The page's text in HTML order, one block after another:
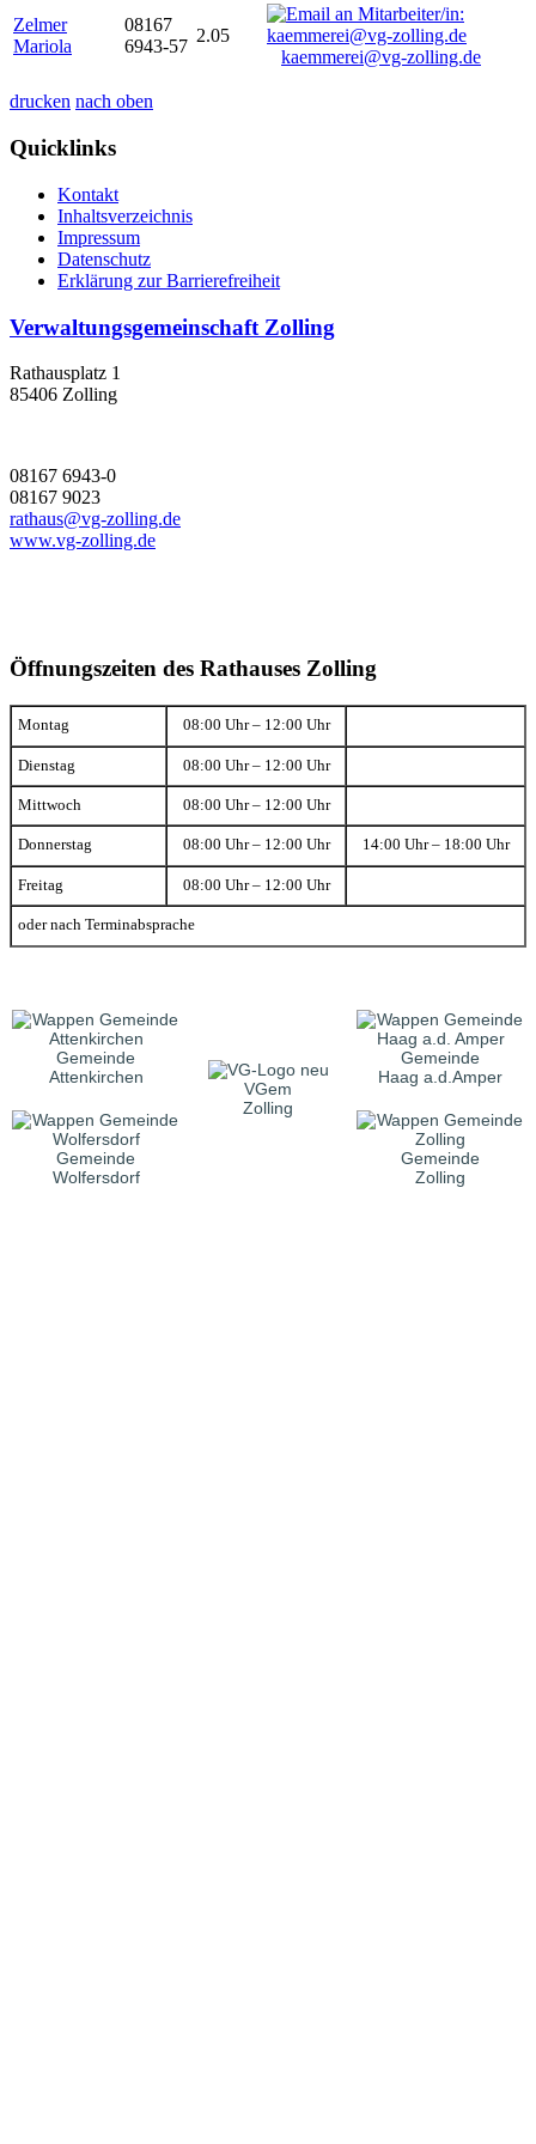
Zelmer
Mariola
08167
6943-57
2.05
kaemmerei@vg-zolling.de
drucken nach oben
Quicklinks
Kontakt
Inhaltsverzeichnis
Impressum
Datenschutz
Erklärung zur Barrierefreiheit
Verwaltungsgemeinschaft Zolling
Rathausplatz 1
85406 Zolling
08167 6943-0
08167 9023
rathaus@vg-zolling.de
www.vg-zolling.de
Öffnungszeiten des Rathauses Zolling
Montag 08:00 Uhr – 12:00 Uhr
Dienstag 08:00 Uhr – 12:00 Uhr
Mittwoch 08:00 Uhr – 12:00 Uhr
Donnerstag 08:00 Uhr – 12:00 Uhr 14:00 Uhr – 18:00 Uhr
Freitag 08:00 Uhr – 12:00 Uhr
oder nach Terminabsprache
Gemeinde
Attenkirchen
VGem
Zolling
Gemeinde
Haag a.d.Amper
Gemeinde
Wolfersdorf
Gemeinde
Zolling